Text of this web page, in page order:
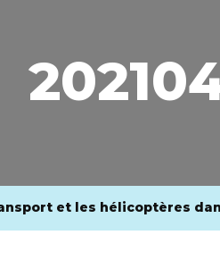
et les hélicoptères